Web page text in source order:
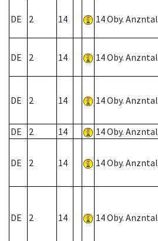
DE 2 14 14 Oby. Anzntal
DE 2 14 14 Oby. Anzntal
DE 2 14 14 Oby. Anzntal
DE 2 14 14 Oby. Anzntal
DE 2 14 14 Oby. Anzntal
DE 2 14 14 Oby. Anzntal